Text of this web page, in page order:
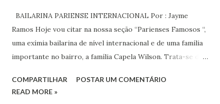
BAILARINA PARIENSE INTERNACIONAL Por : Jayme
Ramos Hoje vou citar na nossa seção “Parienses Famosos “,
uma exímia bailarina de nível internacional e de uma família
importante no bairro, a família Capela Wilson. Trata-se da
Vamos às informações de seu site : Bailarina e professora
COMPARTILHAR
POSTAR UM COMENTÁRIO
READ MORE »